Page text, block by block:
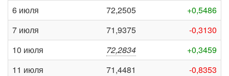
6 июля
72,2505
+0,5486
7 июля
71,9375
-0,3130
10 июля
72,2834
+0,3459
11 июля
71,4481
-0,8353